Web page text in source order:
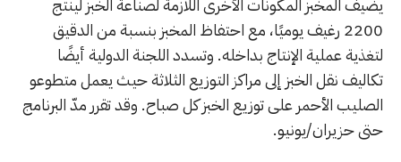
2200 رغيف يوميًا، مع احتفاظ المخبز بنسبة من الدقيق
لتغذية عملية الإنتاج بداخله. وتسدد اللجنة الدولية أيضًا
تكاليف نقل الخبز إلى مراكز التوزيع الثلاثة حيث يعمل متطوعو
الصليب الأحمر على توزيع الخبز كل صباح. وقد تقرر مدّ البرنامج
حتى حزيران/يونيو.